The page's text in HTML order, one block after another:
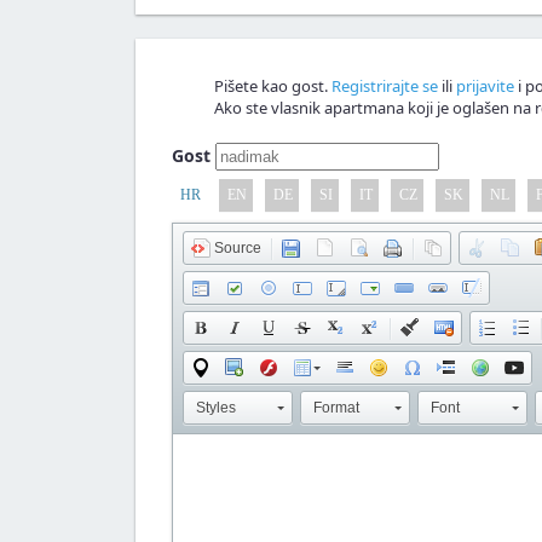
Pišete kao gost. Registrirajte se ili prijavite i
Ako ste vlasnik apartmana koji je oglašen
Gost
HR EN DE SI IT CZ SK NL
Source
Styles Format Font